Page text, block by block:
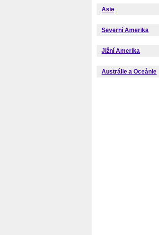
Asie
Severní Amerika
Jižní Amerika
Austrálie a Oceánie